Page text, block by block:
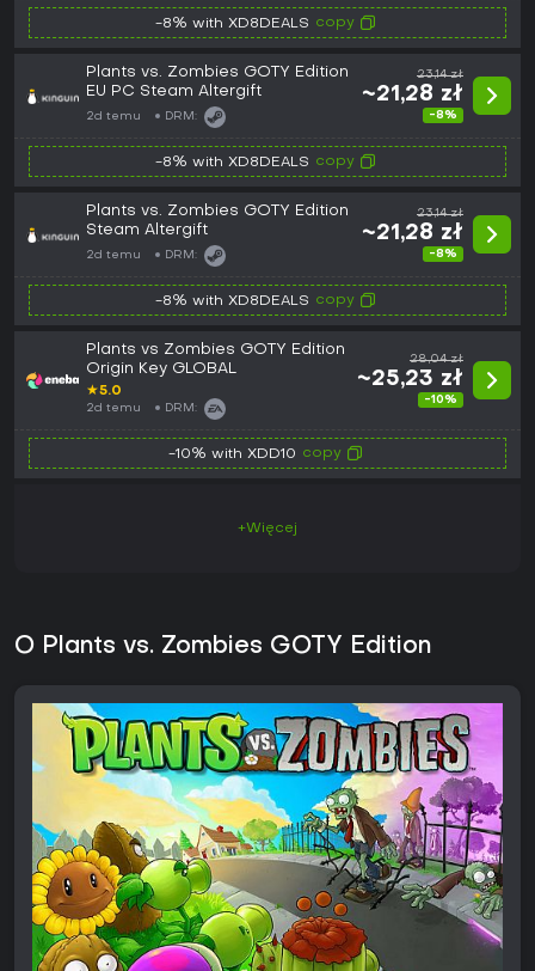
-8% with XD8DEALS copy
Plants vs. Zombies GOTY Edition
EU PC Steam Altergift
2d temu DRM:
23,14 zł
~21,28 zł
-8%
-8% with XD8DEALS copy
Plants vs. Zombies GOTY Edition
Steam Altergift
2d temu DRM:
23,14 zł
~21,28 zł
-8%
-8% with XD8DEALS copy
Plants vs Zombies GOTY Edition
Origin Key GLOBAL
★5.0
2d temu DRM:
28,04 zł
~25,23 zł
-10%
-10% with XDD10 copy
+Więcej
O Plants vs. Zombies GOTY Edition